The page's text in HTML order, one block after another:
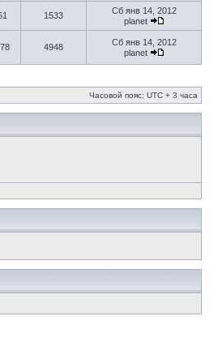
1533
Сб янв 14, 2012
planet
4948
Сб янв 14, 2012
planet
Часовой пояс: UTC + 3 часа